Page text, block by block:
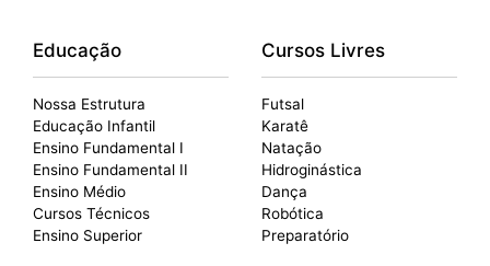
Educação
Nossa Estrutura
Educação Infantil
Ensino Fundamental I
Ensino Fundamental II
Ensino Médio
Cursos Técnicos
Ensino Superior
Cursos Livres
Futsal
Karatê
Natação
Hidroginástica
Dança
Robótica
Preparatório